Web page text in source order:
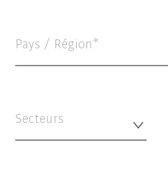
Pays / Région*
Secteurs